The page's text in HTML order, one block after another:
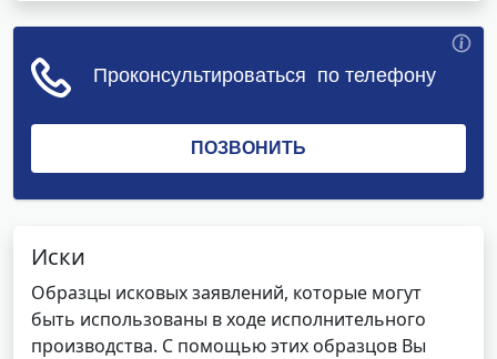
Иски
Образцы исковых заявлений, которые могут
быть использованы в ходе исполнительного
производства. С помощью этих образцов Вы